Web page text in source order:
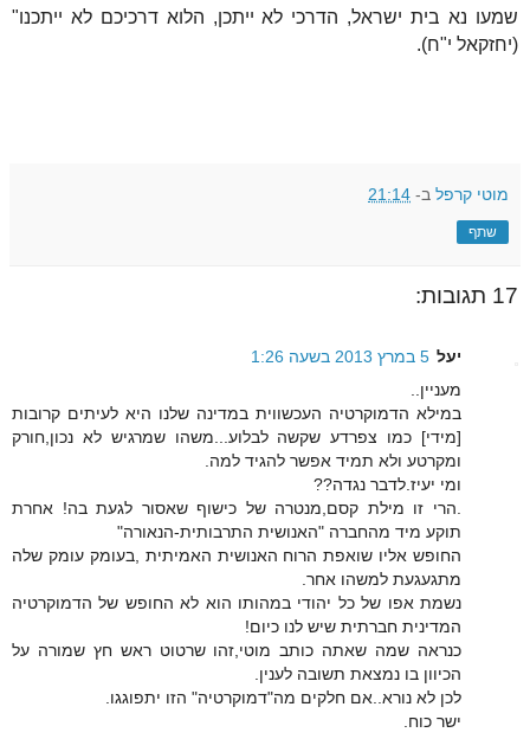
שמעו נא בית ישראל, הדרכי לא ייתכן, הלוא דרכיכם לא ייתכנו"
(יחזקאל י"ח).
מוטי קרפל ב- 21:14
שתף
17 תגובות:
יעל 5 במרץ 2013 בשעה 1:26
מעניין..
במילא הדמוקרטיה העכשווית במדינה שלנו היא לעיתים קרובות
[מידי] כמו צפרדע שקשה לבלוע...משהו שמרגיש לא נכון,חורק
ומקרטע ולא תמיד אפשר להגיד למה.
ומי יעיז.לדבר נגדה??
.הרי זו מילת קסם,מנטרה של כישוף שאסור לגעת בה! אחרת
תוקע מיד מהחברה "האנושית התרבותית-הנאורה"
החופש אליו שואפת הרוח האנושית האמיתית ,בעומק עומק שלה
מתגעגעת למשהו אחר.
נשמת אפו של כל יהודי במהותו הוא לא החופש של הדמוקרטיה
המדינית חברתית שיש לנו כיום!
כנראה שמה שאתה כותב מוטי,זהו שרטוט ראש חץ שמורה על
הכיוון בו נמצאת תשובה לענין.
לכן לא נורא..אם חלקים מה"דמוקרטיה" הזו יתפוגגו.
ישר כוח.